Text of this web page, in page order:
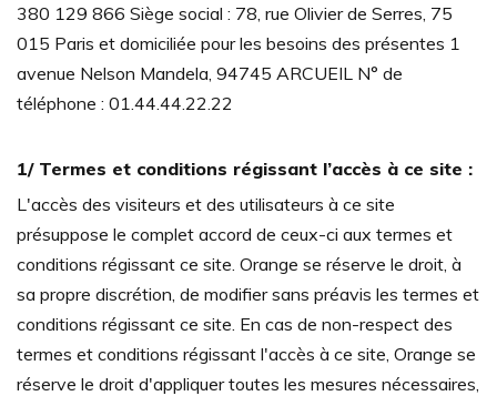
380 129 866 Siège social : 78, rue Olivier de Serres, 75
015 Paris et domiciliée pour les besoins des présentes 1
avenue Nelson Mandela, 94745 ARCUEIL N° de
téléphone : 01.44.44.22.22
1/ Termes et conditions régissant l’accès à ce site :
L'accès des visiteurs et des utilisateurs à ce site
présuppose le complet accord de ceux-ci aux termes et
conditions régissant ce site. Orange se réserve le droit, à
sa propre discrétion, de modifier sans préavis les termes et
conditions régissant ce site. En cas de non-respect des
termes et conditions régissant l'accès à ce site, Orange se
réserve le droit d'appliquer toutes les mesures nécessaires,